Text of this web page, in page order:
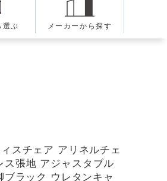
選ぶ メーカーから探す
スチェア アリネルチェ
張地 アジャスタブル
ブラック ウレタンキャ